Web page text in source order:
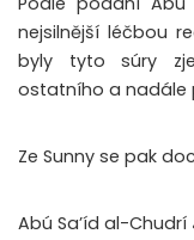
nejsilnější léčbou
byly tyto súry
ostatního a nadále
Ze Sunny se pak
Abú Sa’íd al-Chudrí رضي الله عنه vypráví, že když Posel Boží